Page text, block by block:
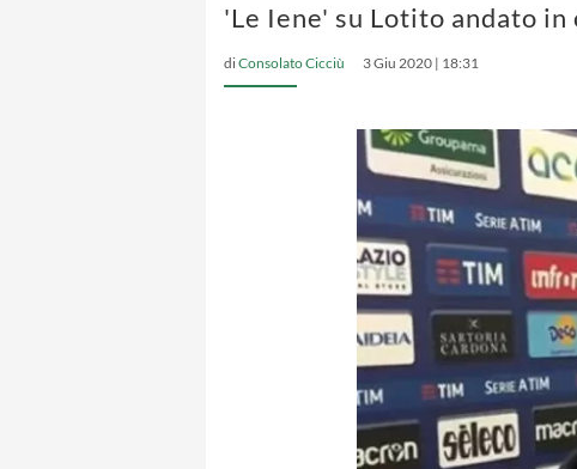
'Le Iene' su Lotito andato in
diConsolato Cicciù 3 Giu 2020 | 18:31